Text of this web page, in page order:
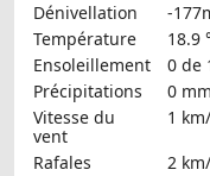
Dénivellation
-
Température
18.9
Ensoleillement
0 de
Précipitations
0
Vitesse du
vent
1
Rafales
2